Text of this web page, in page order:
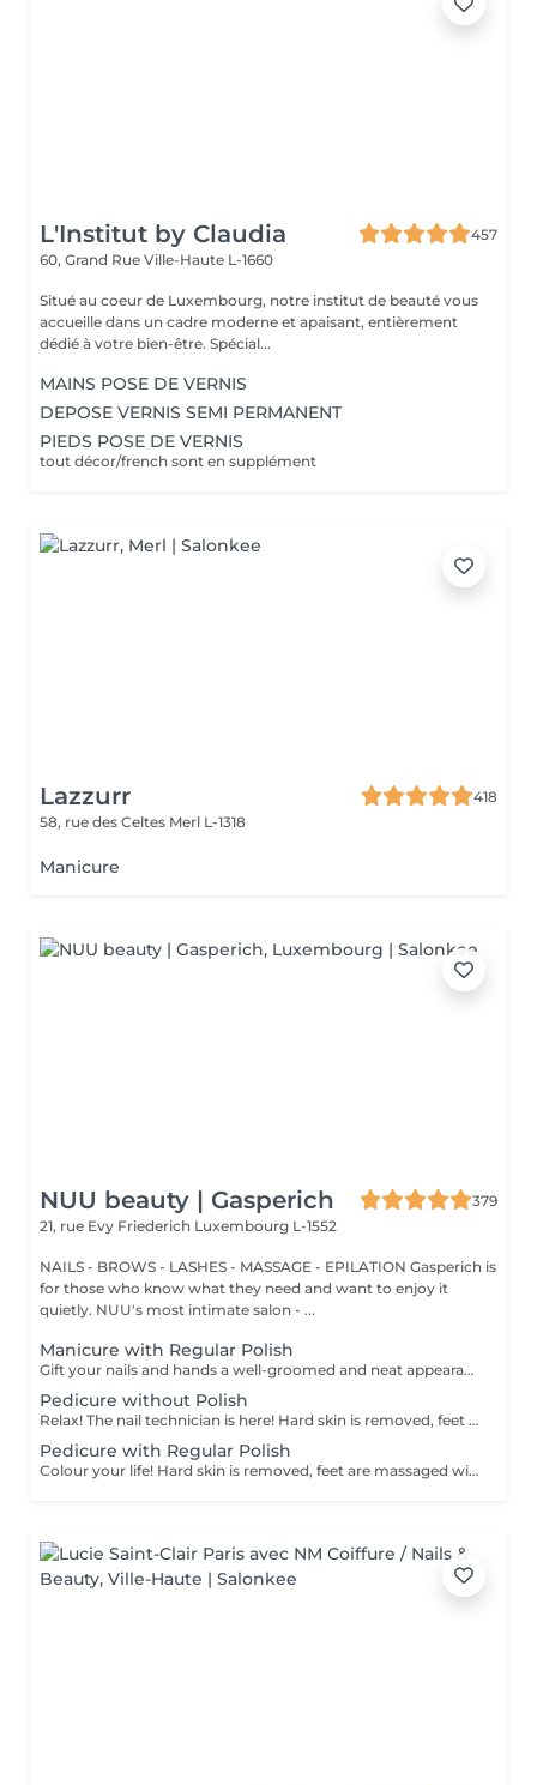
L'Institut by Claudia
457
60, Grand Rue Ville-Haute L-1660
Situé au coeur de Luxembourg, notre institut de beauté vous
accueille dans un cadre moderne et apaisant, entièrement
dédié à votre bien-être. Spécial...
MAINS POSE DE VERNIS
DEPOSE VERNIS SEMI PERMANENT
PIEDS POSE DE VERNIS
tout décor/french sont en supplément
Lazzurr
418
58, rue des Celtes Merl L-1318
Manicure
NUU beauty | Gasperich
379
21, rue Evy Friederich Luxembourg L-1552
NAILS - BROWS - LASHES - MASSAGE - EPILATION Gasperich is
for those who know what they need and want to enjoy it
quietly. NUU's most intimate salon - ...
Manicure with Regular Polish
Gift your nails and hands a well-groomed and neat appearance! Your technician will effectively remove dead skin cells, shape and file nails, and buff the outer surface. A regular nail polish is applied at the end of this treatment. Our masters do edged, hardware, or combined manicure. How is manicure with simple nail polish done? - rough skin is removed - the shape of the nail plate is corrected - the cuticle and side ridges are corrected - nail polish is applied - cuticle oil and hand cream are applied Age restrictions: recommended to do from 14 years. Post procedure recommendations: there are no post recommendations for this procedure. Frequency: once in 3 weeks.
Pedicure without Polish
Relax! The nail technician is here! Hard skin is removed, feet are massaged with deep conditioning creams leaving them softer and smoother. Cuticle will be neat and tidy and toenails will be perfectly shaped. Our masters do hardware pedicure. How is pedicure without polish done? - rough skin is removed - the shape of the nail plate is corrected - heels are cleaned - the cuticle and side ridges are corrected - cuticle oil and feet cream are applied Age restrictions: recommended to do from 14 years. Post procedure recommendations: there are no post recommendations for this procedure. Frequency: once in 3-4 weeks.
Pedicure with Regular Polish
Colour your life! Hard skin is removed, feet are massaged with deep conditioning creams leaving them softer and smoother. Cuticle will be neat and tidy and toenails will be perfectly shaped. A regular nail polish is applied at the end of this treatment. Our masters do hardware pedicure. How is pedicure + simple nail polish done? - rough skin is removed - the shape of the nail plate is corrected - heels are cleaned - the cuticle and side ridges are corrected - nail polish is applied - cuticle oil and feet cream is applied Age restrictions: recommended to do from 14 years. Post procedure recommendations: there are no post recommendations for this procedure. Frequency: once in 3-4 weeks.